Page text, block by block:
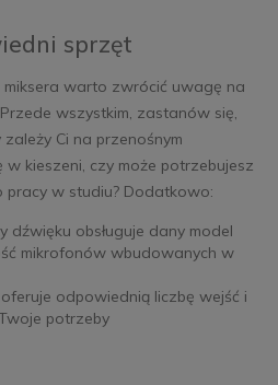
sprzęt
warto zwrócić uwagę na
wszystkim, zastanów się,
Ci na przenośnym
w kieszeni, czy może potrzebujesz
w studiu? Dodatkowo:
dźwięku obsługuje dany model
mikrofonów wbudowanych w
odpowiednią liczbę wejść i
potrzeby